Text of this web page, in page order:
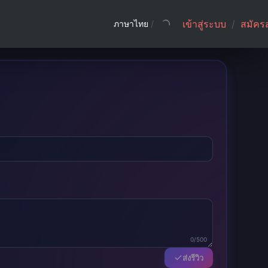
ภาษาไทย / เข้าสู่ระบบ / สมัคร
0/500
ส่งรีวิว